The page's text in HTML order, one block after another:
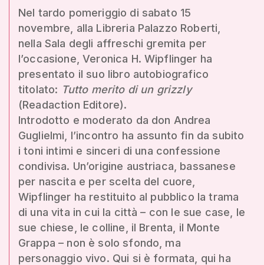
Nel tardo pomeriggio di sabato 15
novembre, alla Libreria Palazzo Roberti,
nella Sala degli affreschi gremita per
l’occasione, Veronica H. Wipflinger ha
presentato il suo libro autobiografico
titolato: Tutto merito di un grizzly
(Readaction Editore).
Introdotto e moderato da don Andrea
Guglielmi, l’incontro ha assunto fin da subito
i toni intimi e sinceri di una confessione
condivisa. Un’origine austriaca, bassanese
per nascita e per scelta del cuore,
Wipflinger ha restituito al pubblico la trama
di una vita in cui la città – con le sue case, le
sue chiese, le colline, il Brenta, il Monte
Grappa – non è solo sfondo, ma
personaggio vivo. Qui si è formata, qui ha